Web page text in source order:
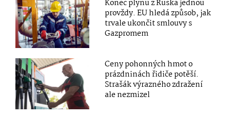
Konec plynu z Ruska jednou
provždy. EU hledá způsob, jak
trvale ukončit smlouvy s
Gazpromem
Ceny pohonných hmot o
prázdninách řidiče potěší.
Strašák výrazného zdražení
ale nezmizel